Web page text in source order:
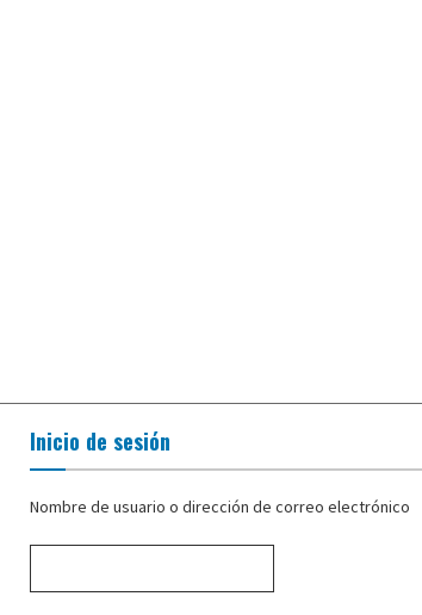
Inicio de sesión
Nombre de usuario o dirección de correo electrónico